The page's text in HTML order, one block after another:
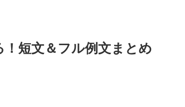
短文＆フル例文まとめ